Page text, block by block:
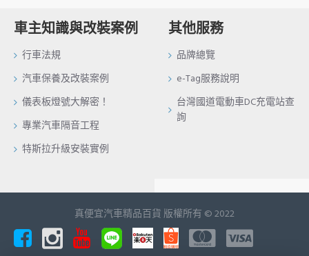
車主知識與改裝案例
行車法規
汽車保養及改裝案例
儀表板燈號大解密！
專業汽車隔音工程
特斯拉升級安裝實例
其他服務
品牌總覽
e-Tag服務說明
台灣國道電動車DC充電站查
詢
真便宜汽車精品百貨 版權所有 © 2022